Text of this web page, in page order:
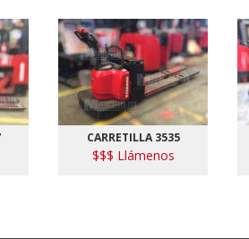
CARRETILLA 3535
$$$ Llámenos